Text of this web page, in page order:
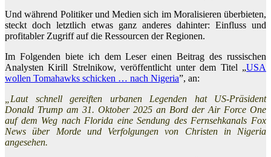
Und während Politiker und Medien sich im Moralisieren überbieten,
steckt doch letztlich etwas ganz anderes dahinter: Einfluss und
profitabler Zugriff auf die Ressourcen der Regionen.
Im Folgenden biete ich dem Leser einen Beitrag des russischen
Analysten Kirill Strelnikow, veröffentlicht unter dem Titel „USA
wollen Tomahawks schicken … nach Nigeria”, an:
„Laut schnell gereiften urbanen Legenden hat US-Präsident
Donald Trump am 31. Oktober 2025 an Bord der Air Force One
auf dem Weg nach Florida eine Sendung des Fernsehkanals Fox
News über Morde und Verfolgungen von Christen in Nigeria
angesehen.